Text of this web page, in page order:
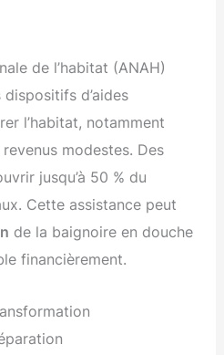
de l’habitat (ANAH)
d’aides
l’habitat, notamment
modestes. Des
jusqu’à 50 % du
Cette assistance peut
de la baignoire en douche
financièrement.